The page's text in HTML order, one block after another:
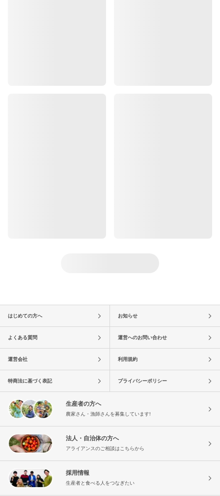
はじめての方へ お知らせ
よくある質問 運営へのお問い合わせ
運営会社 利用規約
特商法に基づく表記 プライバシーポリシー
生産者の方へ
農家さん・漁師さんを募集しています!
法人・自治体の方へ
アライアンスのご相談はこちらから
採用情報
生産者と食べる人をつなぎたい